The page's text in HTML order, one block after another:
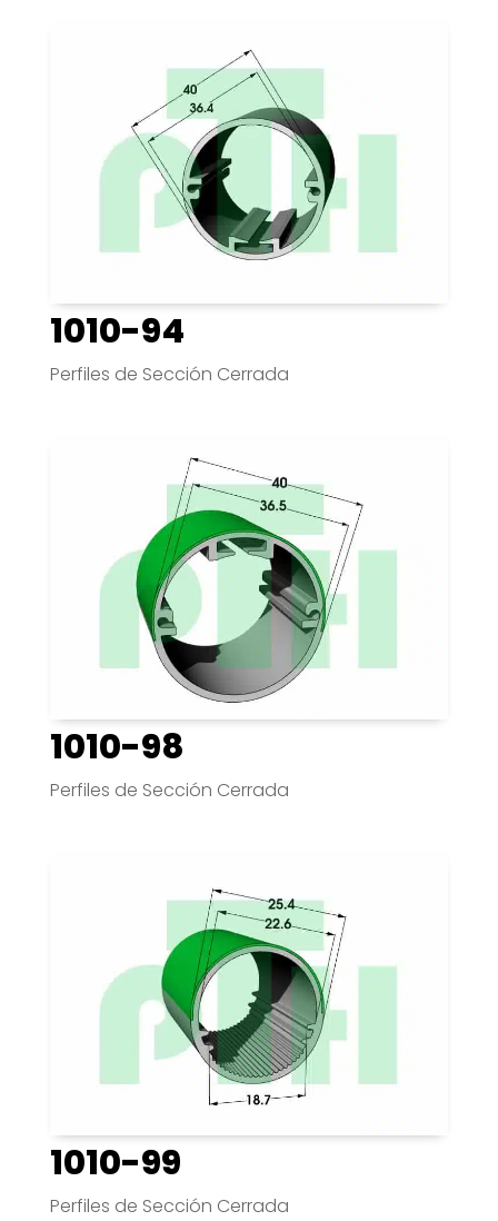
1010-94
Perfiles de Sección Cerrada
1010-98
Perfiles de Sección Cerrada
1010-99
Perfiles de Sección Cerrada